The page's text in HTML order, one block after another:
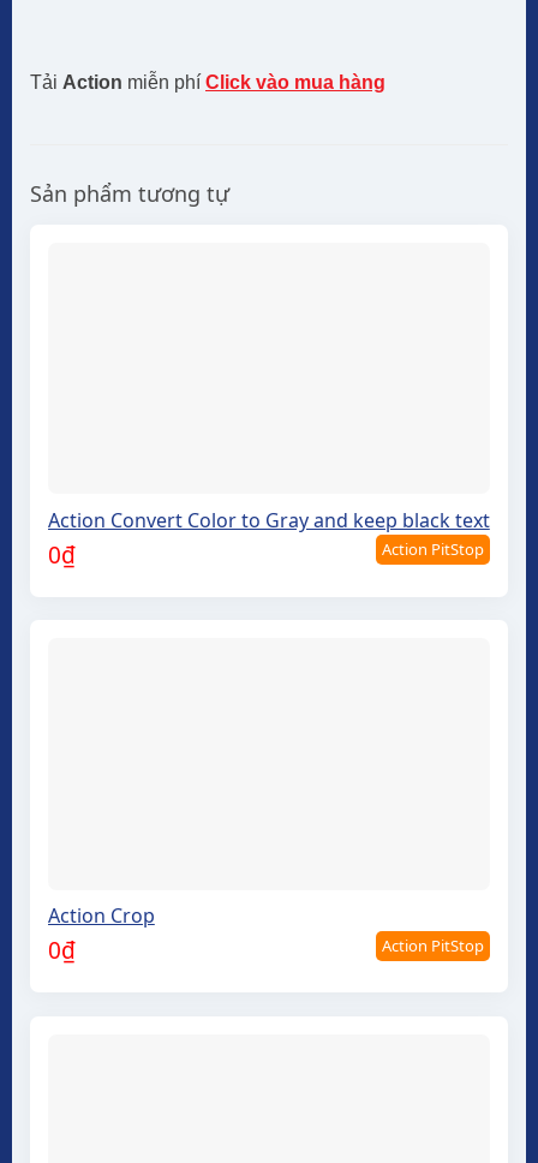
Tải Action miễn phí Click vào mua hàng
Sản phẩm tương tự
Action PitStop
Action Convert Color to Gray and keep black text
0₫
Action PitStop
Action Crop
0₫